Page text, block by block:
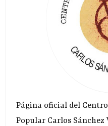
Página oficial del
Popular Carlos Sánchez